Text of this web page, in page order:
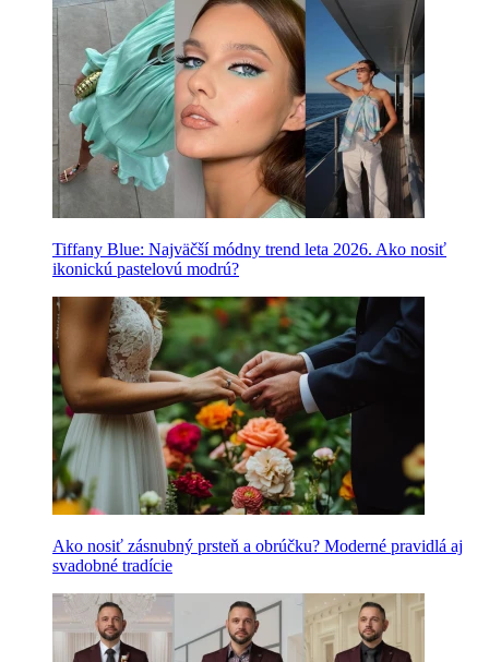
Tiffany Blue: Najväčší módny trend leta 2026. Ako nosiť
ikonickú pastelovú modrú?
Ako nosiť zásnubný prsteň a obrúčku? Moderné pravidlá aj
svadobné tradície